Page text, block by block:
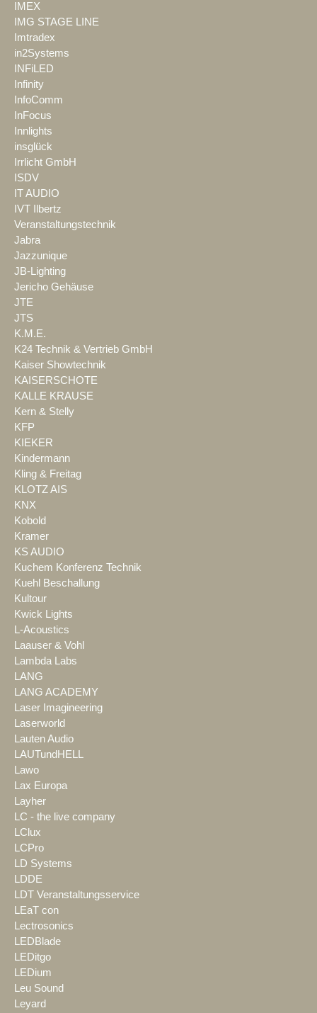
IMEX
IMG STAGE LINE
Imtradex
in2Systems
INFiLED
Infinity
InfoComm
InFocus
Innlights
insglück
Irrlicht GmbH
ISDV
IT AUDIO
IVT Ilbertz
Veranstaltungstechnik
Jabra
Jazzunique
JB-Lighting
Jericho Gehäuse
JTE
JTS
K.M.E.
K24 Technik & Vertrieb GmbH
Kaiser Showtechnik
KAISERSCHOTE
KALLE KRAUSE
Kern & Stelly
KFP
KIEKER
Kindermann
Kling & Freitag
KLOTZ AIS
KNX
Kobold
Kramer
KS AUDIO
Kuchem Konferenz Technik
Kuehl Beschallung
Kultour
Kwick Lights
L-Acoustics
Laauser & Vohl
Lambda Labs
LANG
LANG ACADEMY
Laser Imagineering
Laserworld
Lauten Audio
LAUTundHELL
Lawo
Lax Europa
Layher
LC - the live company
LClux
LCPro
LD Systems
LDDE
LDT Veranstaltungsservice
LEaT con
Lectrosonics
LEDBlade
LEDitgo
LEDium
Leu Sound
Leyard